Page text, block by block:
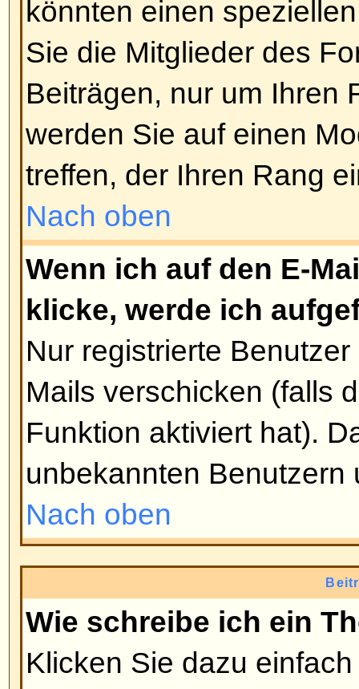
Schaltfläche. Sie können auch
Umfrage festlegen, 0 steht
dauernde Umfrage. Es gibt eine
an Antwortoptionen, diese wird
festgelegt.
Nach oben
Wie editiere oder lösche ich
Genau wie bei den Beiträgen
vom Verfasser,
editiert oder gelöscht werden.
ändern, editieren Sie bitte den
(die Umfrage ist immer damit
niemand bei der Umfrage
Benutzer die Umfrage editieren
jedoch schon jemand
ändern. Damit soll verhindert
Nach oben
Warum kann ich ein Forum